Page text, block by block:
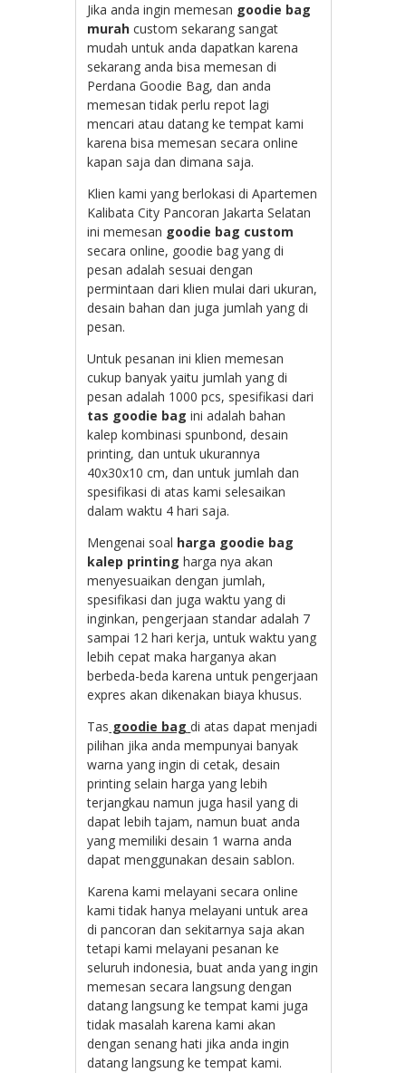
Jika anda ingin memesan goodie bag
murah custom sekarang sangat
mudah untuk anda dapatkan karena
sekarang anda bisa memesan di
Perdana Goodie Bag, dan anda
memesan tidak perlu repot lagi
mencari atau datang ke tempat kami
karena bisa memesan secara online
kapan saja dan dimana saja.
Klien kami yang berlokasi di Apartemen
Kalibata City Pancoran Jakarta Selatan
ini memesan goodie bag custom
secara online, goodie bag yang di
pesan adalah sesuai dengan
permintaan dari klien mulai dari ukuran,
desain bahan dan juga jumlah yang di
pesan.
Untuk pesanan ini klien memesan
cukup banyak yaitu jumlah yang di
pesan adalah 1000 pcs, spesifikasi dari
tas goodie bag ini adalah bahan
kalep kombinasi spunbond, desain
printing, dan untuk ukurannya
40x30x10 cm, dan untuk jumlah dan
spesifikasi di atas kami selesaikan
dalam waktu 4 hari saja.
Mengenai soal harga goodie bag
kalep printing harga nya akan
menyesuaikan dengan jumlah,
spesifikasi dan juga waktu yang di
inginkan, pengerjaan standar adalah 7
sampai 12 hari kerja, untuk waktu yang
lebih cepat maka harganya akan
berbeda-beda karena untuk pengerjaan
expres akan dikenakan biaya khusus.
Tas goodie bag di atas dapat menjadi
pilihan jika anda mempunyai banyak
warna yang ingin di cetak, desain
printing selain harga yang lebih
terjangkau namun juga hasil yang di
dapat lebih tajam, namun buat anda
yang memiliki desain 1 warna anda
dapat menggunakan desain sablon.
Karena kami melayani secara online
kami tidak hanya melayani untuk area
di pancoran dan sekitarnya saja akan
tetapi kami melayani pesanan ke
seluruh indonesia, buat anda yang ingin
memesan secara langsung dengan
datang langsung ke tempat kami juga
tidak masalah karena kami akan
dengan senang hati jika anda ingin
datang langsung ke tempat kami.